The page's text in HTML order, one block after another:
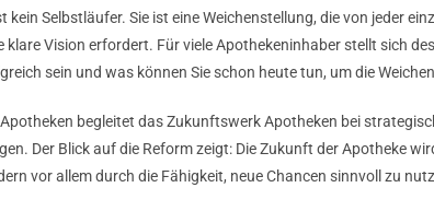
Selbstläufer. Sie ist eine Weichenstellung, die von jeder
Vision erfordert. Für viele Apothekeninhaber stellt sich
sein und was können Sie schon heute tun, um die
begleitet das Zukunftswerk Apotheken bei
Der Blick auf die Reform zeigt: Die Zukunft der Apotheke
vor allem durch die Fähigkeit, neue Chancen sinnvoll zu